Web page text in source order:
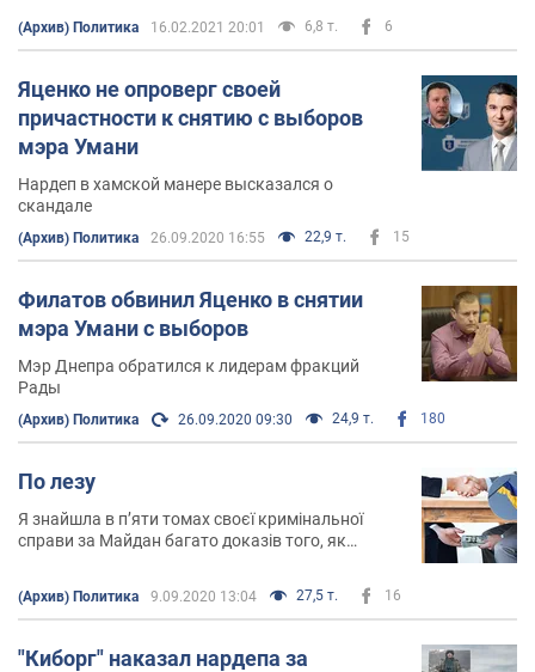
(Архив) Политика 16.02.2021 20:01 6,8 т. 6
Яценко не опроверг своей
причастности к снятию с выборов
мэра Умани
Нардеп в хамской манере высказался о
скандале
(Архив) Политика 26.09.2020 16:55 22,9 т. 15
Филатов обвинил Яценко в снятии
мэра Умани с выборов
Мэр Днепра обратился к лидерам фракций
Рады
(Архив) Политика 26.09.2020 09:30 24,9 т. 180
По лезу
Я знайшла в п’яти томах своєї кримінальної
справи за Майдан багато доказів того, як
(Архив) Политика 9.09.2020 13:04 27,5 т. 16
"Киборг" наказал нардепа за